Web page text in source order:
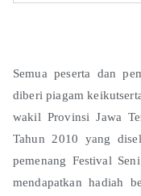
Semua peserta dan
diberi piagam
wakil Provinsi Jawa
Tahun 2010 yang
pemenang Festival
mendapatkan hadiah